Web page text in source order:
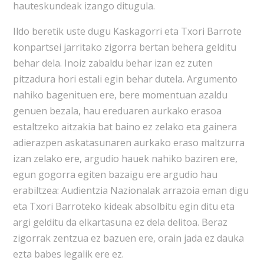
hauteskundeak izango ditugula.
Ildo beretik uste dugu Kaskagorri eta Txori Barrote
konpartsei jarritako zigorra bertan behera gelditu
behar dela. Inoiz zabaldu behar izan ez zuten
pitzadura hori estali egin behar dutela. Argumento
nahiko bagenituen ere, bere momentuan azaldu
genuen bezala, hau ereduaren aurkako erasoa
estaltzeko aitzakia bat baino ez zelako eta gainera
adierazpen askatasunaren aurkako eraso maltzurra
izan zelako ere, argudio hauek nahiko baziren ere,
egun gogorra egiten bazaigu ere argudio hau
erabiltzea: Audientzia Nazionalak arrazoia eman digu
eta Txori Barroteko kideak absolbitu egin ditu eta
argi gelditu da elkartasuna ez dela delitoa. Beraz
zigorrak zentzua ez bazuen ere, orain jada ez dauka
ezta babes legalik ere ez.